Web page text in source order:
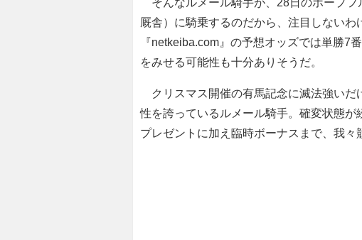
そんなルメール騎手が、28日のホープフ
厩舎）に騎乗するのだから、注目しないわ
『netkeiba.com』の予想オッズでは単勝7
をみせる可能性も十分ありそうだ。
クリスマス開催の有馬記念に滅法強いだ
性を誇っているルメール騎手。確変状態
プレゼントに加え臨時ボーナスまで、我々